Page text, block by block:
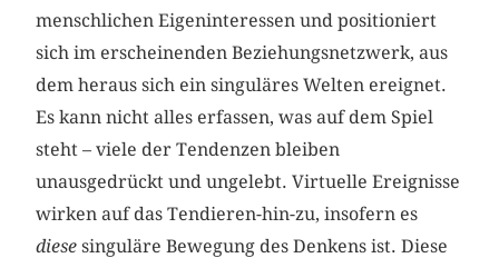
menschlichen Eigeninteressen und positioniert
sich im erscheinenden Beziehungsnetzwerk, aus
dem heraus sich ein singuläres Welten ereignet.
Es kann nicht alles erfassen, was auf dem Spiel
steht – viele der Tendenzen bleiben
unausgedrückt und ungelebt. Virtuelle Ereignisse
wirken auf das Tendieren-hin-zu, insofern es
diese singuläre Bewegung des Denkens ist. Diese